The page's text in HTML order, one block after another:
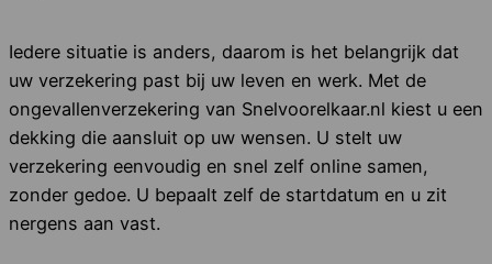
Iedere situatie is anders, daarom is het belangrijk dat
uw verzekering past bij uw leven en werk. Met de
ongevallenverzekering van Snelvoorelkaar.nl kiest u een
dekking die aansluit op uw wensen. U stelt uw
verzekering eenvoudig en snel zelf online samen,
zonder gedoe. U bepaalt zelf de startdatum en u zit
nergens aan vast.